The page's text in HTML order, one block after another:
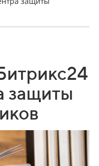
защиты